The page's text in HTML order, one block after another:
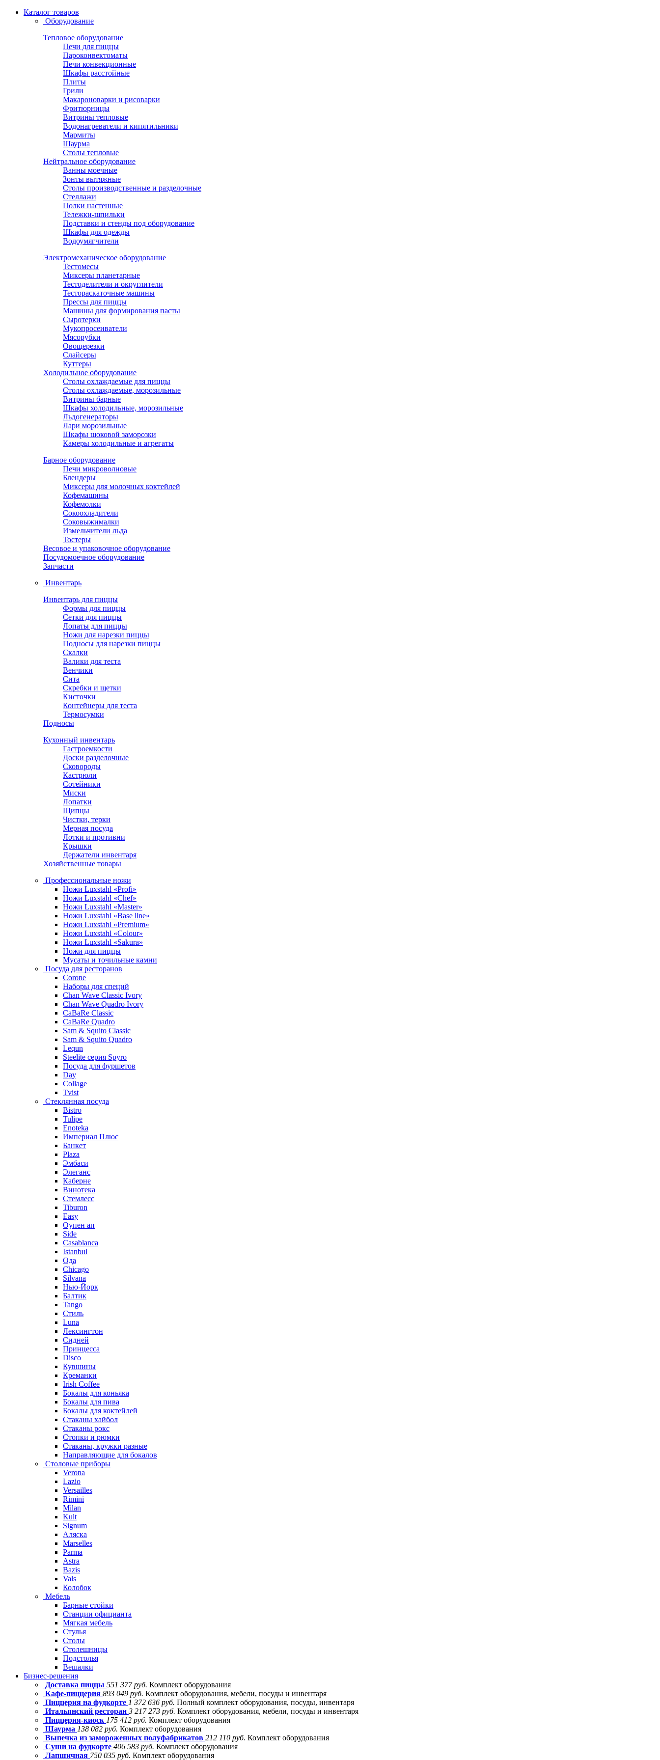
Каталог товаров
Оборудование
Тепловое оборудование
Печи для пиццы
Пароконвектоматы
Печи конвекционные
Шкафы расстойные
Плиты
Грили
Макароноварки и рисоварки
Фритюрницы
Витрины тепловые
Водонагреватели и кипятильники
Мармиты
Шаурма
Столы тепловые
Нейтральное оборудование
Ванны моечные
Зонты вытяжные
Столы производственные и разделочные
Стеллажи
Полки настенные
Тележки-шпильки
Подставки и стенды под оборудование
Шкафы для одежды
Водоумягчители
Электромеханическое оборудование
Тестомесы
Миксеры планетарные
Тестоделители и округлители
Тестораскаточные машины
Прессы для пиццы
Машины для формирования пасты
Сыротерки
Мукопросеиватели
Мясорубки
Овощерезки
Слайсеры
Куттеры
Холодильное оборудование
Столы охлаждаемые для пиццы
Столы охлаждаемые, морозильные
Витрины барные
Шкафы холодильные, морозильные
Льдогенераторы
Лари морозильные
Шкафы шоковой заморозки
Камеры холодильные и агрегаты
Барное оборудование
Печи микроволновые
Блендеры
Миксеры для молочных коктейлей
Кофемашины
Кофемолки
Сокоохладители
Соковыжималки
Измельчители льда
Тостеры
Весовое и упаковочное оборудование
Посудомоечное оборудование
Запчасти
Инвентарь
Инвентарь для пиццы
Формы для пиццы
Сетки для пиццы
Лопаты для пиццы
Ножи для нарезки пиццы
Подносы для нарезки пиццы
Скалки
Валики для теста
Венчики
Сита
Скребки и щетки
Кисточки
Контейнеры для теста
Термосумки
Подносы
Кухонный инвентарь
Гастроемкости
Доски разделочные
Сковороды
Кастрюли
Сотейники
Миски
Лопатки
Щипцы
Чистки, терки
Мерная посуда
Лотки и противни
Крышки
Держатели инвентаря
Хозяйственные товары
Профессиональные ножи
Ножи Luxstahl «Profi»
Ножи Luxstahl «Chef»
Ножи Luxstahl «Master»
Ножи Luxstahl «Base line»
Ножи Luxstahl «Premium»
Ножи Luxstahl «Colour»
Ножи Luxstahl «Sakura»
Ножи для пиццы
Мусаты и точильные камни
Посуда для ресторанов
Corone
Наборы для специй
Chan Wave Classic Ivory
Chan Wave Quadro Ivory
CaBaRe Classic
CaBaRe Quadro
Sam & Squito Classic
Sam & Squito Quadro
Lequn
Steelite серия Spyro
Посуда для фуршетов
Day
Collage
Tvist
Стеклянная посуда
Bistro
Tulipe
Enoteka
Империал Плюс
Банкет
Plaza
Эмбаси
Элеганс
Каберне
Винотека
Стемлесс
Tiburon
Easy
Оупен ап
Side
Casablanca
Istanbul
Ода
Chicago
Silvana
Нью-Йорк
Балтик
Tango
Стиль
Luna
Лексингтон
Сидней
Принцесса
Disco
Кувшины
Креманки
Irish Coffee
Бокалы для коньяка
Бокалы для пива
Бокалы для коктейлей
Стаканы хайбол
Стаканы рокс
Стопки и рюмки
Стаканы, кружки разные
Направляющие для бокалов
Столовые приборы
Verona
Lazio
Versailles
Rimini
Milan
Kult
Signum
Аляска
Marselles
Parma
Astra
Bazis
Vals
Колобок
Мебель
Барные стойки
Станции официанта
Мягкая мебель
Стулья
Столы
Столешницы
Подстолья
Вешалки
Бизнес-решения
Доставка пиццы 551 377 руб. Комплект оборудования
Кафе-пиццерия 893 049 руб. Комплект оборудования, мебели, посуды и инвентаря
Пиццерия на фудкорте 1 372 636 руб. Полный комплект оборудования, посуды, инвентаря
Итальянский ресторан 3 217 273 руб. Комплект оборудования, мебели, посуды и инвентаря
Пиццерия-киоск 175 412 руб. Комплект оборудования
Шаурма 138 082 руб. Комплект оборудования
Выпечка из замороженных полуфабрикатов 212 110 руб. Комплект оборудования
Суши на фудкорте 406 583 руб. Комплект оборудования
Лапшичная 750 035 руб. Комплект оборудования